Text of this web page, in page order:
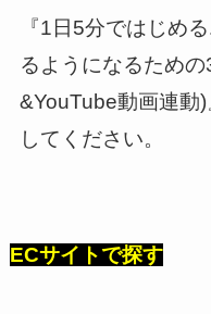
『1日5分ではじめ
るようになるため
&YouTube動画連動
してください。
ECサイトで探す